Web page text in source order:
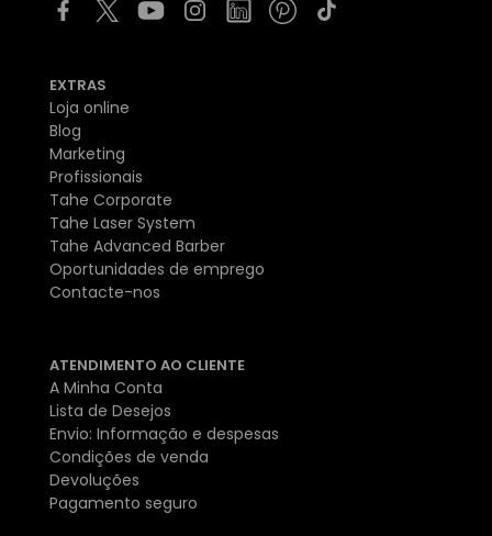
EXTRAS
Loja online
Blog
Marketing
Profissionais
Tahe Corporate
Tahe Laser System
Tahe Advanced Barber
Oportunidades de emprego
Contacte-nos
ATENDIMENTO AO CLIENTE
A Minha Conta
Lista de Desejos
Envio: Informação e despesas
Condições de venda
Devoluções
Pagamento seguro